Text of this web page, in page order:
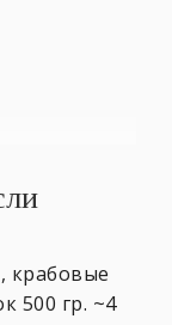
крабовые
500 гр. ~4